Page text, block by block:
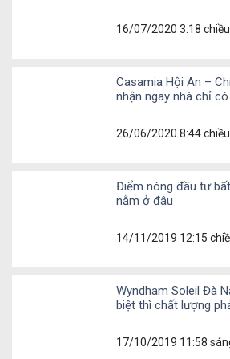
16/07/2020 3:18 chiều
Casamia Hội An –
nhận ngay nhà chỉ
26/06/2020 8:44 chiều
Điểm nóng đầu tư
nằm ở đâu
14/11/2019 12:15
Wyndham Soleil Đà
biệt thì chất lượng
17/10/2019 11:58